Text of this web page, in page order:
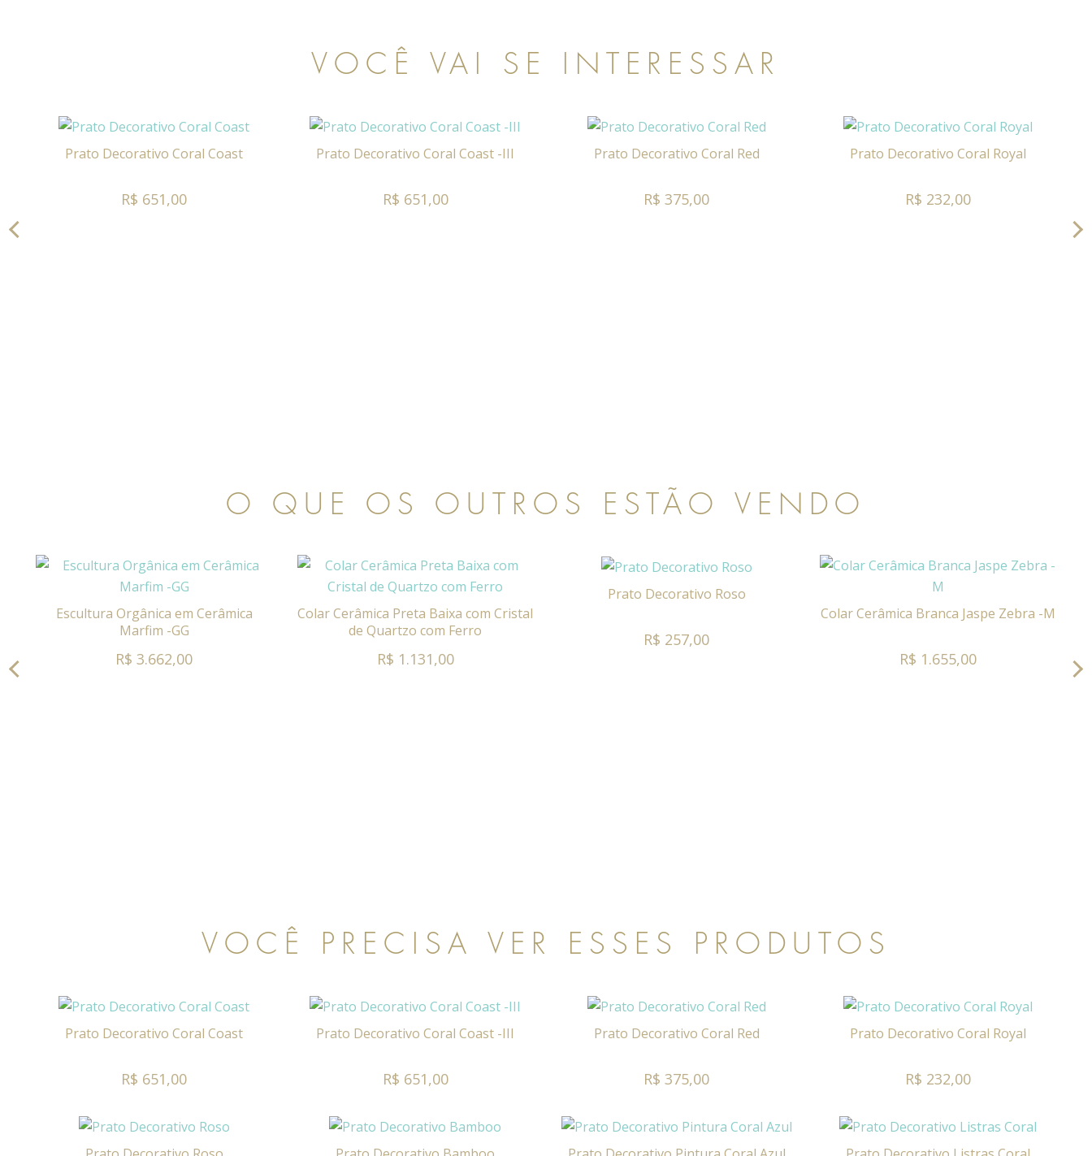
VOCÊ VAI SE INTERESSAR
Prato Decorativo Coral Coast
R$ 651,00
Prato Decorativo Coral Coast -III
R$ 651,00
Prato Decorativo Coral Red
R$ 375,00
Prato Decorativo Coral Royal
R$ 232,00
O QUE OS OUTROS ESTÃO VENDO
Escultura Orgânica em Cerâmica
Marfim -GG
R$ 3.662,00
Colar Cerâmica Preta Baixa com Cristal
de Quartzo com Ferro
R$ 1.131,00
Prato Decorativo Roso
R$ 257,00
Colar Cerâmica Branca Jaspe Zebra -M
R$ 1.655,00
VOCÊ PRECISA VER ESSES PRODUTOS
Prato Decorativo Coral Coast
R$ 651,00
Prato Decorativo Coral Coast -III
R$ 651,00
Prato Decorativo Coral Red
R$ 375,00
Prato Decorativo Coral Royal
R$ 232,00